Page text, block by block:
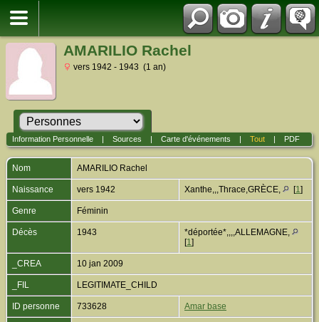
AMARILIO Rachel
vers 1942 - 1943 (1 an)
Information Personnelle| Sources Carte d'événements Tout| PDF
Nom AMARILIO Rachel
Naissance vers 1942 Xanthe,,,Thrace,GRÈCE, [1]
Genre Féminin
Décès 1943
*déportée*,,,,ALLEMAGNE,
[1]
_CREA 10 jan 2009
_FIL LEGITIMATE_CHILD
ID personne 733628 Amar base